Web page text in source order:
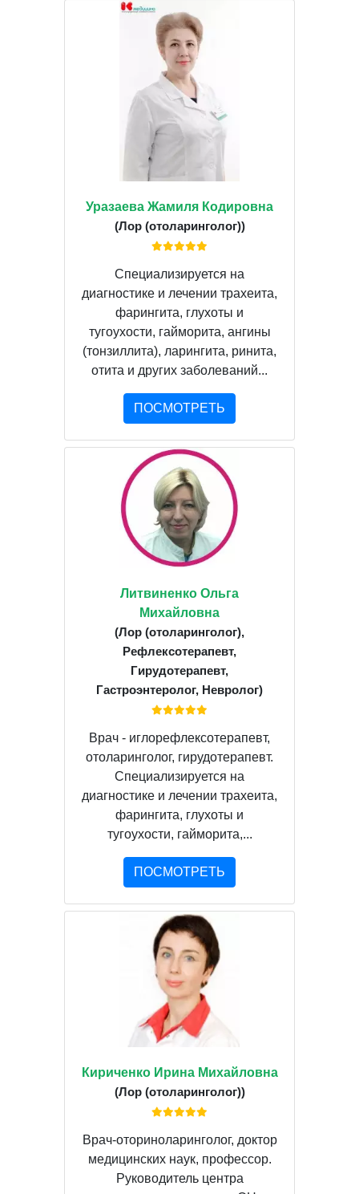
Уразаева Жамиля Кодировна
(Лор (отоларинголог))
Специализируется на
диагностике и лечении трахеита,
фарингита, глухоты и
тугоухости, гайморита, ангины
(тонзиллита), ларингита, ринита,
отита и других заболеваний...
ПОСМОТРЕТЬ
Литвиненко Ольга
Михайловна
(Лор (отоларинголог),
Рефлексотерапевт,
Гирудотерапевт,
Гастроэнтеролог, Невролог)
Врач - иглорефлексотерапевт,
отоларинголог, гирудотерапевт.
Специализируется на
диагностике и лечении трахеита,
фарингита, глухоты и
тугоухости, гайморита,...
ПОСМОТРЕТЬ
Кириченко Ирина Михайловна
(Лор (отоларинголог))
Врач-оториноларинголог, доктор
медицинских наук, профессор.
Руководитель центра